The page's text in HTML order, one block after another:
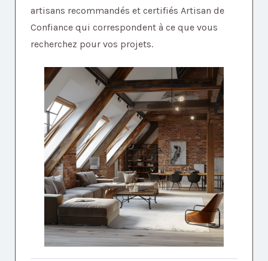
artisans recommandés et certifiés Artisan de
Confiance qui correspondent à ce que vous
recherchez pour vos projets.